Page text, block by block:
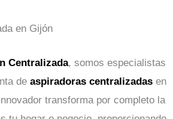
en Gijón
Centralizada, somos especialistas
de aspiradoras centralizadas en
transforma por completo la